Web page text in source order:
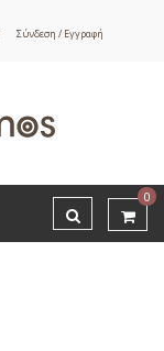
Σύνδεση / Εγγραφή
0